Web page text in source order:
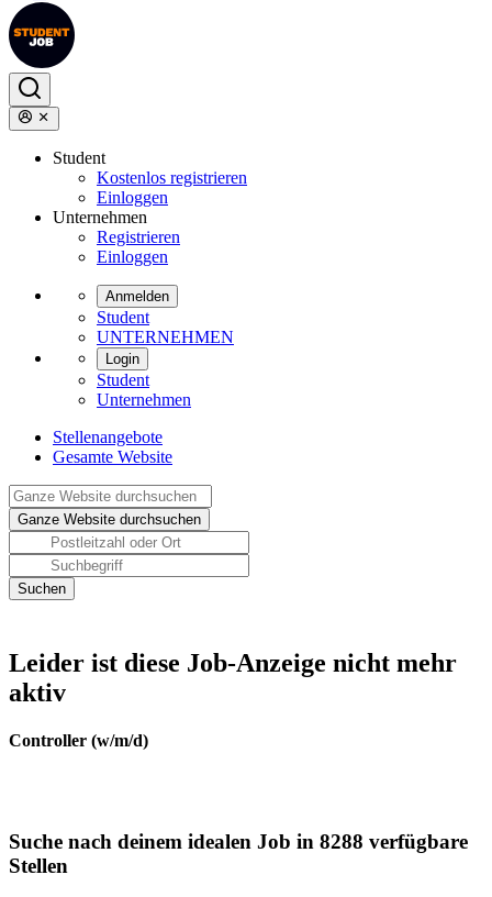
Student
Kostenlos registrieren
Einloggen
Unternehmen
Registrieren
Einloggen
Anmelden
Student
UNTERNEHMEN
Login
Student
Unternehmen
Stellenangebote
Gesamte Website
Leider ist diese Job-Anzeige nicht mehr
aktiv
Controller (w/m/d)
Suche nach deinem idealen Job in 8288 verfügbare
Stellen